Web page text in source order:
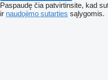
Paspaudę čia patvirtinsite, kad
ir naudojimo sutarties sąlygomis.